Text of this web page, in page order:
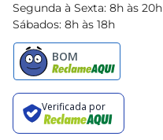
Segunda à Sexta: 8h às 20h
Sábados: 8h às 18h